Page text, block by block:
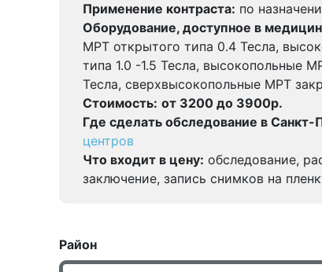
Применение контраста: по
Оборудование, доступное в
МРТ открытого типа 0.4 Тесла,
типа 1.0 -1.5 Тесла, высокопольные
Тесла, сверхвысокопольные МРТ
Стоимость: от 3200 до 3900р.
Где сделать обследование в Санкт-
центров
Что входит в цену: обследование,
заключение, запись снимков на
Район